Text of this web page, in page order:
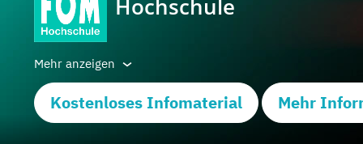
Mehr anzeigen
Kostenloses Infomaterial Mehr